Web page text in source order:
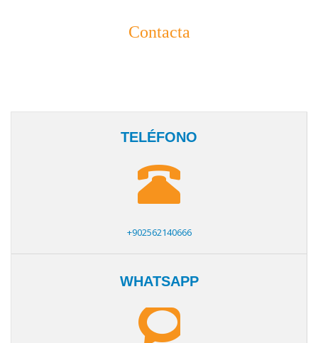
Contacta
TELÉFONO
+902562140666
WHATSAPP